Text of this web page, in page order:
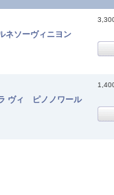
ネソーヴィニヨン
ヴィ ピノノワール